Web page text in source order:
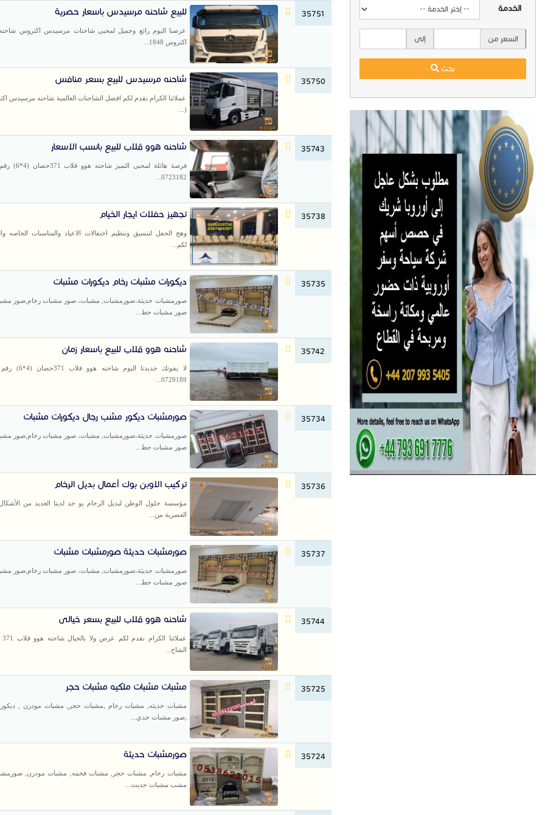
الخدمة
السعر من إلى
بحث
35751 للبيع شاحنه مرسيدس باسعار حصرية
عرضنا اليوم رائع وجميل لمحبى شاحنات مرسيدس اكتروس
اكتروس 1848...
35750 شاحنه مرسيدس للبيع بسعر منافس
(...
35743 شاحنه هوو قلاب للبيع بانسب الاسعار
فرصة هائلة لمحبى
0723182...
35738 تجهيز حفلات ايجار الخيام
وهج الحفل لتنسيق وتنظيم احتفالات الاعياد والمناسبات الخاصه
لكم...
35735 ديكورات مشبات رخام ديكورات مشبات
صورمشبات حديثة،صورمشبات, مشبات، صور مشبات رخام,صور
صور مشبات حط...
35742 شاحنه هوو قلاب للبيع باسعار زمان
لا يفوتك جديدنا اليوم
0729189...
35734 صورمشبات ديكور مشب رجال ديكورات مشبات
صورمشبات حديثة،صورمشبات, مشبات، صور مشبات رخام,صور
صور مشبات حط...
35736 تركيب الاوبن بوك أعمال بديل الرخام
مؤسسة حلول الوطن لبديل الرخام يو جد لدينا العديد من الأشكال
العصرية من...
35737 صورمشبات حديثة صورمشبات مشبات
صورمشبات حديثة،صورمشبات, مشبات، صور مشبات رخام,صور
صور مشبات حط...
35744 شاحنه هوو قلاب للبيع بسعر خيالى
الشاح...
35725 مشبات مشبات ملكيه مشبات حجر
مشبات حديثه, مشبات رخام ,مشبات حجر, مشبات مودرن ,
,صور مشبات حدي...
35724 صورمشبات حديثة
مشبات رخام, مشبات حجر, مشبات فخمه, مشبات مودرن,
مشب مشبات حديث...